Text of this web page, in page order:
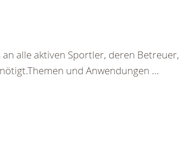
alle aktiven Sportler, deren
und Anwendungen ...